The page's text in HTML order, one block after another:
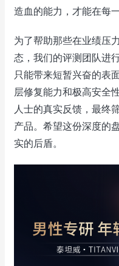
造血的能力，才能在每
为了帮助那些在业绩压
态，我们的评测团队进
只能带来短暂兴奋的表
层修复能力和极高安全
人士的真实反馈，最终
产品。希望这份深度的
实的后盾。